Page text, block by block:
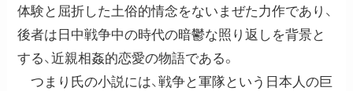
体験と屈折した土俗的情念をないまぜた力作であり、
後者は日中戦争中の時代の暗鬱な照り返しを背景と
する、近親相姦的恋愛の物語である。
つまり氏の小説には、戦争と軍隊という日本人の巨